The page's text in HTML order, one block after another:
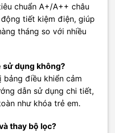
chuẩn A+/A++ châu
tiết kiệm điện, giúp
tháng so với nhiều
sử dụng không?
điều khiển cảm
dẫn sử dụng chi tiết,
như khóa trẻ em.
thay bộ lọc?